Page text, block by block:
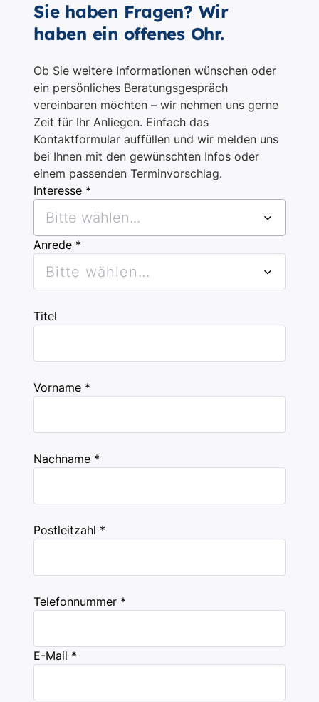
Sie haben Fragen? Wir
haben ein offenes Ohr.
Ob Sie weitere Informationen wünschen oder
ein persönliches Beratungsgespräch
vereinbaren möchten – wir nehmen uns gerne
Zeit für Ihr Anliegen. Einfach das
Kontaktformular auffüllen und wir melden uns
bei Ihnen mit den gewünschten Infos oder
einem passenden Terminvorschlag.
Interesse *
Bitte wählen...
Anrede *
Bitte wählen...
Titel
Vorname *
Nachname *
Postleitzahl *
Telefonnummer *
E-Mail *